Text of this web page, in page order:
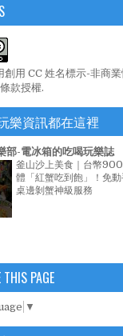
創用 CC 姓名標示-非商
款授權.
樂資訊都在這裡
部-電冰箱的吃喝玩樂誌
釜山沙上美食｜台幣
體「紅蟹吃到飽」！免動
桌邊剝蟹神級服務
THIS PAGE
▼